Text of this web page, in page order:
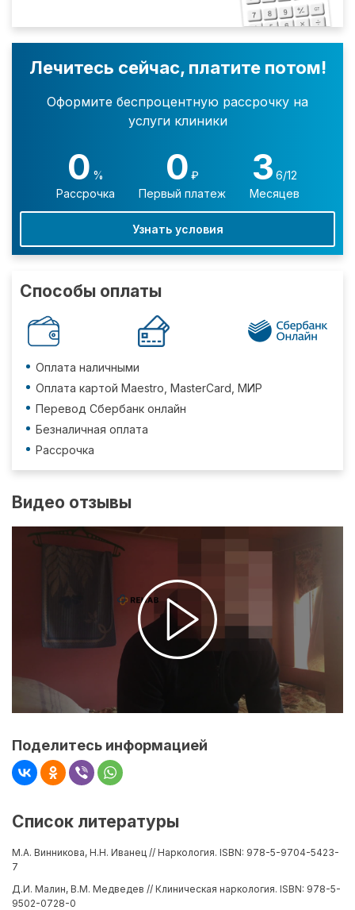
Лечитесь сейчас, платите потом!
Оформите беспроцентную рассрочку на
услуги клиники
0 %
Рассрочка
0 ₽
Первый платеж
3 6/12
Месяцев
Узнать условия
Способы оплаты
Оплата наличными
Оплата картой Maestro, MasterCard, МИР
Перевод Сбербанк онлайн
Безналичная оплата
Рассрочка
Видео отзывы
Поделитесь информацией
Список литературы
М.А. Винникова, Н.Н. Иванец // Наркология. ISBN: 978-5-9704-5423-
7
Д.И. Малин, В.М. Медведев // Клиническая наркология. ISBN: 978-5-
9502-0728-0